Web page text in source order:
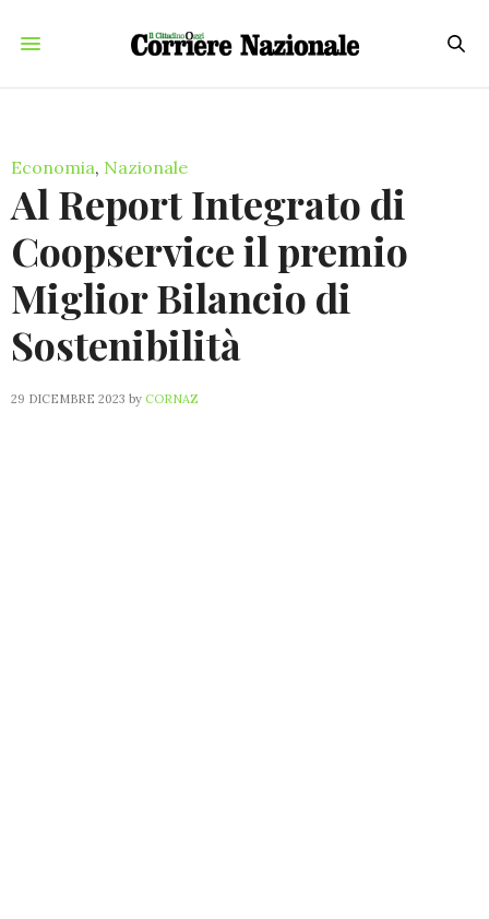
Economia, Nazionale
Al Report Integrato di
Coopservice il premio
Miglior Bilancio di
Sostenibilità
29 DICEMBRE 2023 by CORNAZ